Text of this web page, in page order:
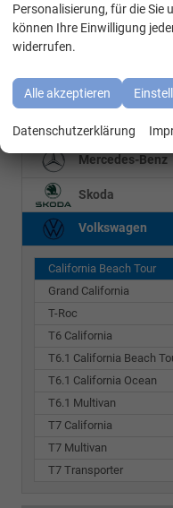
BMW
Cupra
Mercedes-Benz
Skoda
Volkswagen
California Beach Tour
Grand California
T-Roc
T6 California
T6.1 California Beach
T6.1 California Ocean
T6.1 Multivan
T7 California
T7 Multivan
T7 Transporter
Personalisierung, für die Sie
können Ihre Einwilligung
widerrufen.
Alle akzeptieren
Datenschutzerklärung